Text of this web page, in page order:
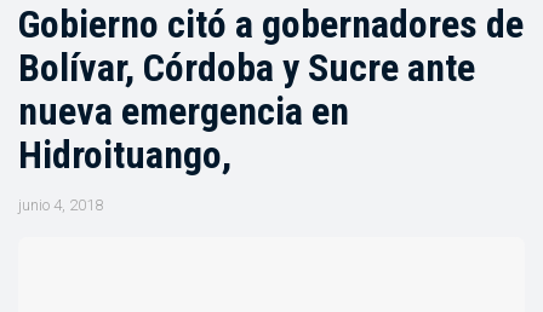
Gobierno citó a gobernadores de
Bolívar, Córdoba y Sucre ante
nueva emergencia en
Hidroituango,
junio 4, 2018